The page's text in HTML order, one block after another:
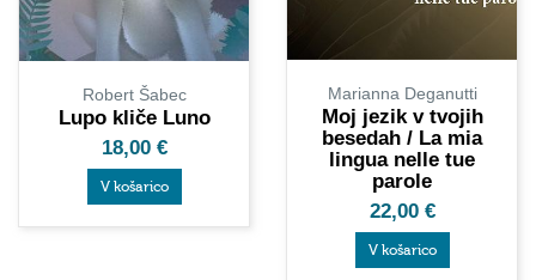
Robert Šabec
Lupo kliče Luno
18,00 €
V košarico
Marianna Deganutti
Moj jezik v tvojih
besedah / La mia
lingua nelle tue
parole
22,00 €
V košarico